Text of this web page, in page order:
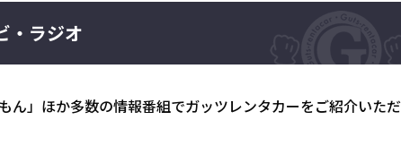
・ラジオ
」ほか多数の情報番組でガッツレンタカーをご紹介いただ